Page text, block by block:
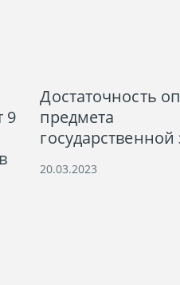
9
Достаточность
предмета
государственной
20.03.2023